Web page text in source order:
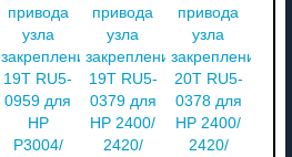
привода
узла
закрепления
19T RU5-
0959 для
HP
P3004/
привода
узла
закрепления
19T RU5-
0379 для
HP 2400/
2420/
привода
узла
закрепления
20T RU5-
0378 для
HP 2400/
2420/